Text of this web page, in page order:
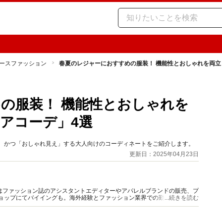
スファッション 春夏のレジャーにおすすめの服装！ 機能性とおしゃれを両
服装！ 機能性とおしゃれを
コーデ」4選
つ「おしゃれ見え」する大人向けのコーディネートをご紹介します。
更新日：2025年04月23日
ァッション誌のアシスタントエディターやアパレルブランドの販売、プ
プにてバイイングも。海外経験とファッション業界での勤務経験から
ご提供します。
...続きを読む